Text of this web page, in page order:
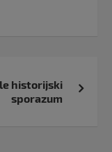
historijski
sporazum